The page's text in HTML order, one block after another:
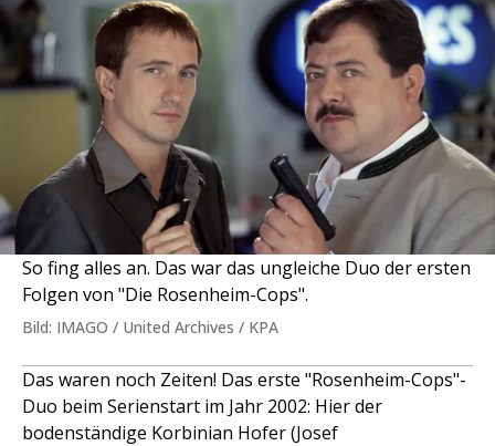
So fing alles an. Das war das ungleiche Duo der ersten
Folgen von "Die Rosenheim-Cops".
Bild: IMAGO / United Archives / KPA
Das waren noch Zeiten! Das erste "Rosenheim-Cops"-
Duo beim Serienstart im Jahr 2002: Hier der
bodenständige Korbinian Hofer (Josef